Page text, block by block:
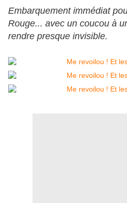
Embarquement immédiat
Rouge... avec un coucou à
rendre presque invisible.